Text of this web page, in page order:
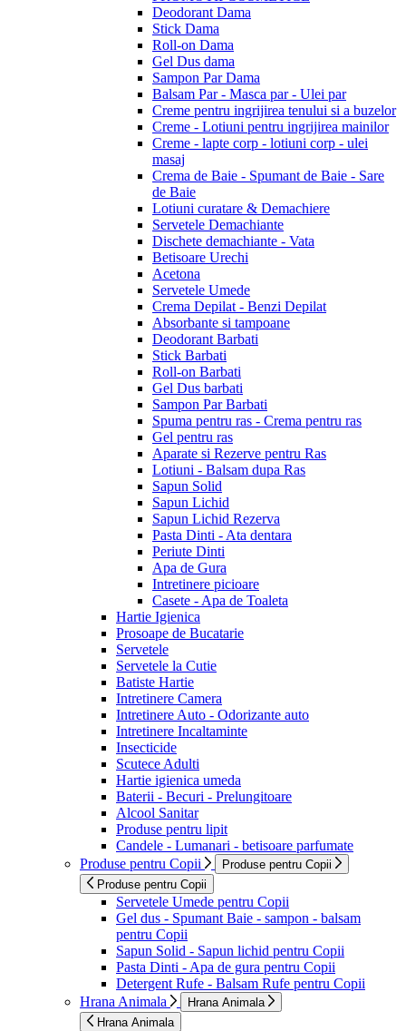
Deodorant Dama
Stick Dama
Roll-on Dama
Gel Dus dama
Sampon Par Dama
Balsam Par - Masca par - Ulei par
Creme pentru ingrijirea tenului si a buzelor
Creme - Lotiuni pentru ingrijirea mainilor
Creme - lapte corp - lotiuni corp - ulei
masaj
Crema de Baie - Spumant de Baie - Sare
de Baie
Lotiuni curatare & Demachiere
Servetele Demachiante
Dischete demachiante - Vata
Betisoare Urechi
Acetona
Servetele Umede
Crema Depilat - Benzi Depilat
Absorbante si tampoane
Deodorant Barbati
Stick Barbati
Roll-on Barbati
Gel Dus barbati
Sampon Par Barbati
Spuma pentru ras - Crema pentru ras
Gel pentru ras
Aparate si Rezerve pentru Ras
Lotiuni - Balsam dupa Ras
Sapun Solid
Sapun Lichid
Sapun Lichid Rezerva
Pasta Dinti - Ata dentara
Periute Dinti
Apa de Gura
Intretinere picioare
Casete - Apa de Toaleta
Hartie Igienica
Prosoape de Bucatarie
Servetele
Servetele la Cutie
Batiste Hartie
Intretinere Camera
Intretinere Auto - Odorizante auto
Intretinere Incaltaminte
Insecticide
Scutece Adulti
Hartie igienica umeda
Baterii - Becuri - Prelungitoare
Alcool Sanitar
Produse pentru lipit
Candele - Lumanari - betisoare parfumate
Produse pentru Copii
Produse pentru Copii
Produse pentru Copii
Servetele Umede pentru Copii
Gel dus - Spumant Baie - sampon - balsam
pentru Copii
Sapun Solid - Sapun lichid pentru Copii
Pasta Dinti - Apa de gura pentru Copii
Detergent Rufe - Balsam Rufe pentru Copii
Hrana Animala
Hrana Animala
Hrana Animala